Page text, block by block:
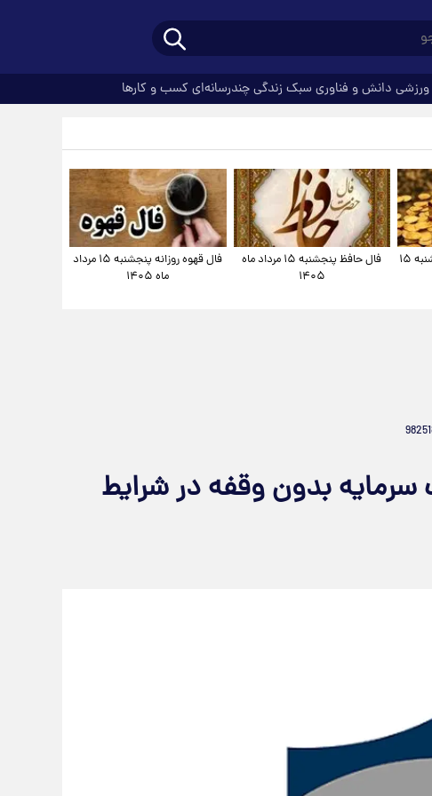
ورزشی دانش و فناوری سبک زندگیچندرسانه‌ای کسب و کارها
قیمت طلا و سکه امروز پنجشنبه ۱۵
فال حافظ پنجشنبه ۱۵ مرداد ماه
۱۴۰۵
فال قهوه روزانه پنجشنبه ۱۵ مرداد
ماه ۱۴۰۵
سرمایه بدون وقفه در شرایط